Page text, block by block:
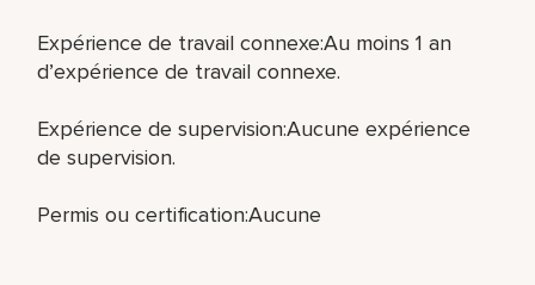
Expérience de travail connexe:Au moins 1 an
d’expérience de travail connexe.
Expérience de supervision:Aucune expérience
de supervision.
Permis ou certification:Aucune